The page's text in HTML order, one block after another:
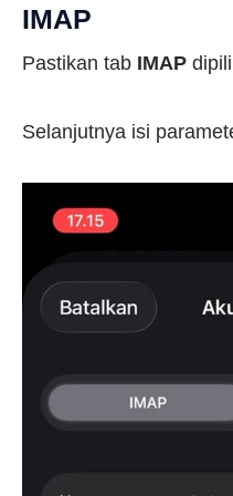
IMAP
Pastikan tab IMAP
Selanjutnya isi